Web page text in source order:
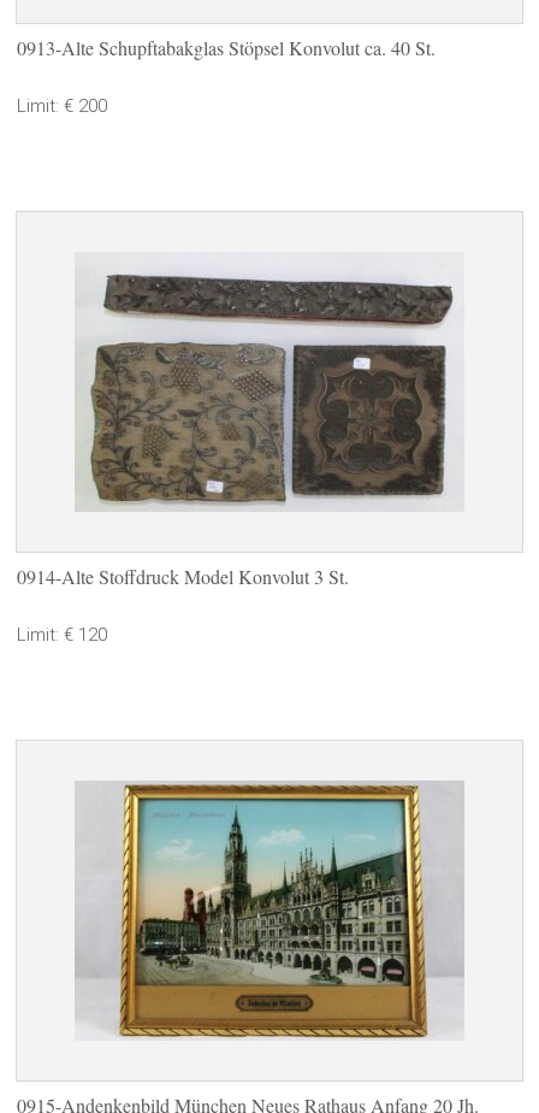
0913-Alte Schupftabakglas Stöpsel Konvolut ca. 40 St.
Limit: € 200
0914-Alte Stoffdruck Model Konvolut 3 St.
Limit: € 120
0915-Andenkenbild München Neues Rathaus Anfang 20 Jh.